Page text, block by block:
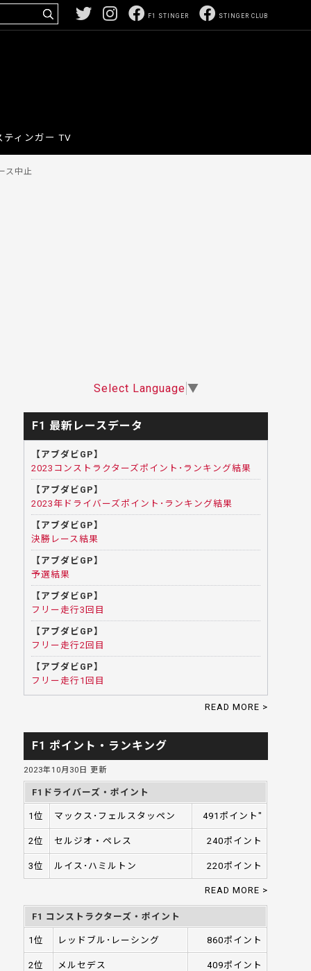
STINGER CLUB
F1 STINGER
ティンガー TV
ス中止
Select Language ▼
F1 最新レースデータ
【アブダビGP】
2023コンストラクターズポイント･ランキング結果
【アブダビGP】
2023年ドライバーズポイント･ランキング結果
【アブダビGP】
決勝レース結果
【アブダビGP】
予選結果
【アブダビGP】
フリー走行3回目
【アブダビGP】
フリー走行2回目
【アブダビGP】
フリー走行1回目
READ MORE >
F1 ポイント・ランキング
2023年10月30日 更新
F1ドライバーズ・ポイント
1位 マックス･フェルスタッペン 491ポイント"
2位 セルジオ・ペレス 240ポイント
3位 ルイス･ハミルトン 220ポイント
READ MORE >
F1 コンストラクターズ・ポイント
1位 レッドブル･レーシング 860ポイント
2位 メルセデス 409ポイント